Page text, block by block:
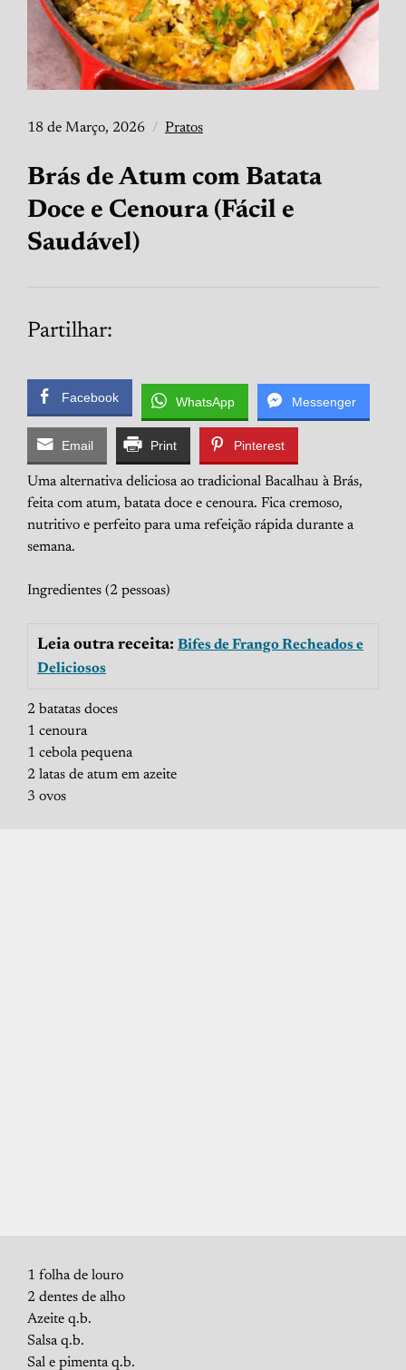
18 de Março, 2026 Pratos
Brás de Atum com Batata
Doce e Cenoura (Fácil e
Saudável)
Partilhar:
Facebook WhatsApp Messenger
Email Print Pinterest
Uma alternativa deliciosa ao tradicional Bacalhau à Brás,
feita com atum, batata doce e cenoura. Fica cremoso,
nutritivo e perfeito para uma refeição rápida durante a
semana.
Ingredientes (2 pessoas)
Leia outra receita: Bifes de Frango Recheados e
Deliciosos
2 batatas doces
1 cenoura
1 cebola pequena
2 latas de atum em azeite
3 ovos
1 folha de louro
2 dentes de alho
Azeite q.b.
Salsa q.b.
Sal e pimenta q.b.